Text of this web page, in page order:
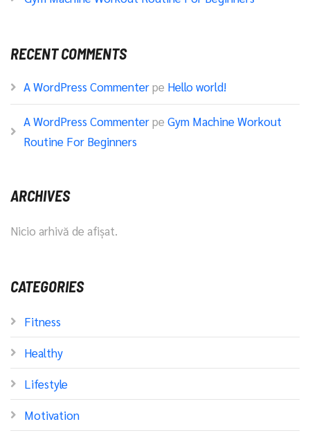
RECENT COMMENTS
A WordPress Commenterpe Hello world!
A WordPress Commenterpe Gym Machine Workout
Routine For Beginners
ARCHIVES
Nicio arhivă de afișat.
CATEGORIES
Fitness
Healthy
Lifestyle
Motivation